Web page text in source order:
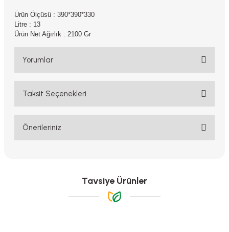
Ürün Ölçüsü : 390*390*330
Litre : 13
Ürün Net Ağırlık : 2100 Gr
Yorumlar
Bu ürüne ilk yorumu siz yapın!
Taksit Seçenekleri
Önerileriniz
Görüş ve önerileriniz için teşekkür ederiz.
Ürün resmi kalitesiz, bozuk veya görüntülenemiyor.
Tavsiye Ürünler